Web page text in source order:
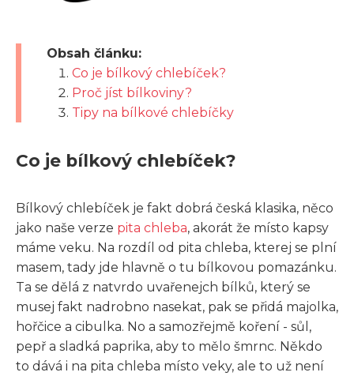
Obsah článku:
Co je bílkový chlebíček?
Proč jíst bílkoviny?
Tipy na bílkové chlebíčky
Co je bílkový chlebíček?
Bílkový chlebíček je fakt dobrá česká klasika, něco
jako naše verze pita chleba, akorát že místo kapsy
máme veku. Na rozdíl od pita chleba, kterej se plní
masem, tady jde hlavně o tu bílkovou pomazánku.
Ta se dělá z natvrdo uvařenejch bílků, který se
musej fakt nadrobno nasekat, pak se přidá majolka,
hořčice a cibulka. No a samozřejmě koření - sůl,
pepř a sladká paprika, aby to mělo šmrnc. Někdo
to dává i na pita chleba místo veky, ale to už není